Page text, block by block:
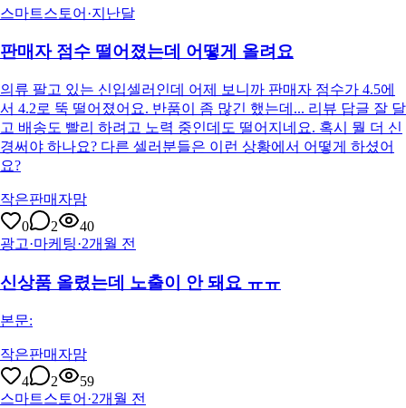
스마트스토어 ·지난달
판매자 점수 떨어졌는데 어떻게 올려요
의류 팔고 있는 신입셀러인데 어제 보니까 판매자 점수가 4.5에
서 4.2로 뚝 떨어졌어요. 반품이 좀 많긴 했는데... 리뷰 답글 잘 달
고 배송도 빨리 하려고 노력 중인데도 떨어지네요. 혹시 뭘 더 신
경써야 하나요? 다른 셀러분들은 이런 상황에서 어떻게 하셨어
요?
작은판매자맘
0
2
40
광고·마케팅·2개월 전
신상품 올렸는데 노출이 안 돼요 ㅠㅠ
본문:
작은판매자맘
4
2
59
스마트스토어 ·2개월 전